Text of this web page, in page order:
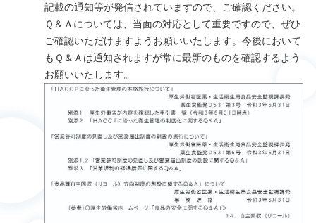
記載の通知等が発信されていますので、ご確認ください。
Ｑ＆Ａについては、当面の対応として重要ですので、ぜひ
ご確認いただけますようお願いいたします。今後において
もＱ＆Ａは通知されますが常に最新のものを確認するよう
お願いいたします。